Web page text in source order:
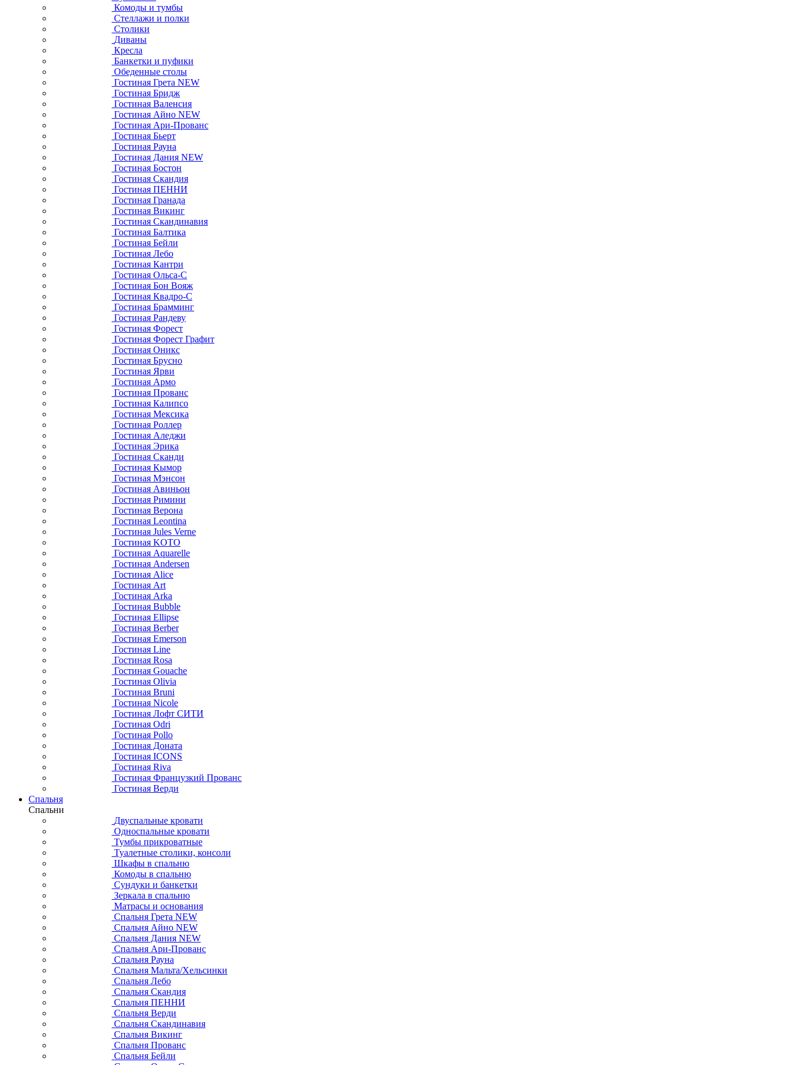
Комоды и тумбы
Стеллажи и полки
Столики
Диваны
Кресла
Банкетки и пуфики
Обеденные столы
Гостиная Грета NEW
Гостиная Бридж
Гостиная Валенсия
Гостиная Айно NEW
Гостиная Ари-Прованс
Гостиная Бьерт
Гостиная Рауна
Гостиная Дания NEW
Гостиная Бостон
Гостиная Скандия
Гостиная ПЕННИ
Гостиная Гранада
Гостиная Викинг
Гостиная Скандинавия
Гостиная Балтика
Гостиная Бейли
Гостиная Лебо
Гостиная Кантри
Гостиная Ольса-С
Гостиная Бон Вояж
Гостиная Квадро-С
Гостиная Брамминг
Гостиная Рандеву
Гостиная Форест
Гостиная Форест Графит
Гостиная Оникс
Гостиная Брусно
Гостиная Ярви
Гостиная Армо
Гостиная Прованс
Гостиная Калипсо
Гостиная Мексика
Гостиная Роллер
Гостиная Аледжи
Гостиная Эрика
Гостиная Сканди
Гостиная Кымор
Гостиная Мэнсон
Гостиная Авиньон
Гостиная Римини
Гостиная Верона
Гостиная Leontina
Гостиная Jules Verne
Гостиная KOTO
Гостиная Aquarelle
Гостиная Andersen
Гостиная Alice
Гостиная Art
Гостиная Arka
Гостиная Bubble
Гостиная Ellipse
Гостиная Berber
Гостиная Emerson
Гостиная Line
Гостиная Rosa
Гостиная Gouache
Гостиная Olivia
Гостиная Bruni
Гостиная Nicole
Гостиная Лофт СИТИ
Гостиная Odri
Гостиная Pollo
Гостиная Доната
Гостиная ICONS
Гостиная Riva
Гостиная Французкий Прованс
Гостиная Верди
Спальня
Спальни
Двуспальные кровати
Односпальные кровати
Тумбы прикроватные
Туалетные столики, консоли
Шкафы в спальню
Комоды в спальню
Сундуки и банкетки
Зеркала в спальню
Матрасы и основания
Спальня Грета NEW
Спальня Айно NEW
Спальня Дания NEW
Спальня Ари-Прованс
Спальня Рауна
Спальня Мальта/Хельсинки
Спальня Лебо
Спальня Скандия
Спальня ПЕННИ
Спальня Верди
Спальня Скандинавия
Спальня Викинг
Спальня Прованс
Спальня Бейли